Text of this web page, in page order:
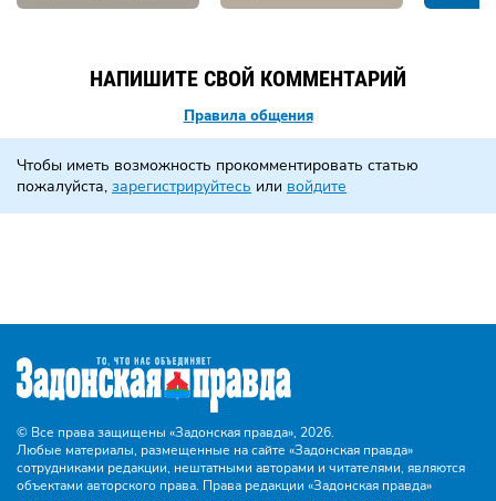
НАПИШИТЕ СВОЙ КОММЕНТАРИЙ
Правила общения
Чтобы иметь возможность прокомментировать статью
пожалуйста, зарегистрируйтесь или войдите
© Все права защищены «Задонская правда», 2026.
Любые материалы, размещенные на сайте «Задонская правда»
сотрудниками редакции, нештатными авторами и читателями, являются
объектами авторского права. Права редакции «Задонская правда»